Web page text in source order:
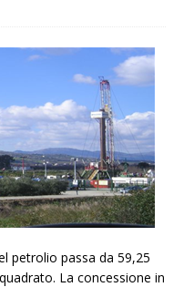
petrolio passa da 59,25
La concessione in